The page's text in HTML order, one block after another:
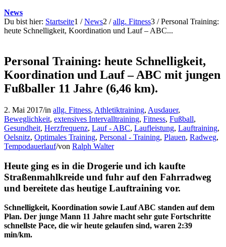
News
Du bist hier: Startseite1 / News2 / allg. Fitness3 / Personal Training:
heute Schnelligkeit, Koordination und Lauf – ABC...
Personal Training: heute Schnelligkeit,
Koordination und Lauf – ABC mit jungen
Fußballer 11 Jahre (6,46 km).
2. Mai 2017/in allg. Fitness, Athletiktraining, Ausdauer,
Beweglichkeit, extensives Intervalltraining, Fitness, Fußball,
Gesundheit, Herzfrequenz, Lauf - ABC, Laufleistung, Lauftraining,
Oelsnitz, Optimales Training, Personal - Training, Plauen, Radweg,
Tempodauerlauf/von Ralph Walter
Heute ging es in die Drogerie und ich kaufte
Straßenmahlkreide und fuhr auf den Fahrradweg
und bereitete das heutige Lauftraining vor.
Schnelligkeit, Koordination sowie Lauf ABC standen auf dem
Plan. Der junge Mann 11 Jahre macht sehr gute Fortschritte
schnellste Pace, die wir heute gelaufen sind, waren 2:39
min/km.